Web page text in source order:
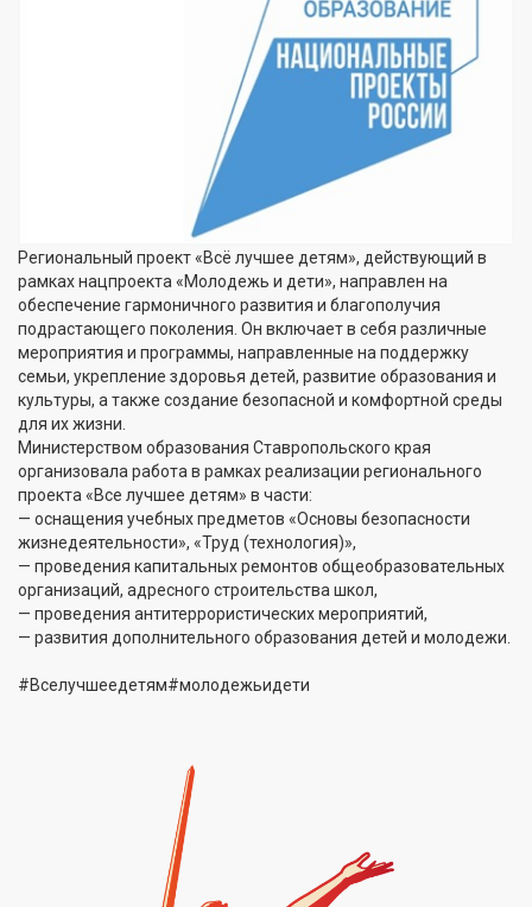
Региональный проект «Всё лучшее детям», действующий в
рамках нацпроекта «Молодежь и дети», направлен на
обеспечение гармоничного развития и благополучия
подрастающего поколения. Он включает в себя различные
мероприятия и программы, направленные на поддержку
семьи, укрепление здоровья детей, развитие образования и
культуры, а также создание безопасной и комфортной среды
для их жизни.
Министерством образования Ставропольского края
организовала работа в рамках реализации регионального
проекта «Все лучшее детям» в части:
— оснащения учебных предметов «Основы безопасности
жизнедеятельности», «Труд (технология)»,
— проведения капитальных ремонтов общеобразовательных
организаций, адресного строительства школ,
— проведения антитеррористических мероприятий,
— развития дополнительного образования детей и молодежи.
#Вселучшеедетям#молодежьидети